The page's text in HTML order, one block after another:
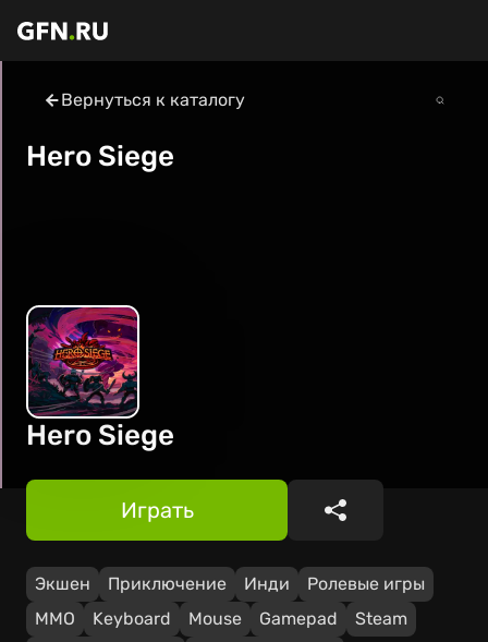
Вернуться к каталогу
Hero Siege
Hero Siege
Экшен Приключение Инди
Ролевые игры
ММО
Keyboard Mouse Gamepad
Steam
Играть Поделиться